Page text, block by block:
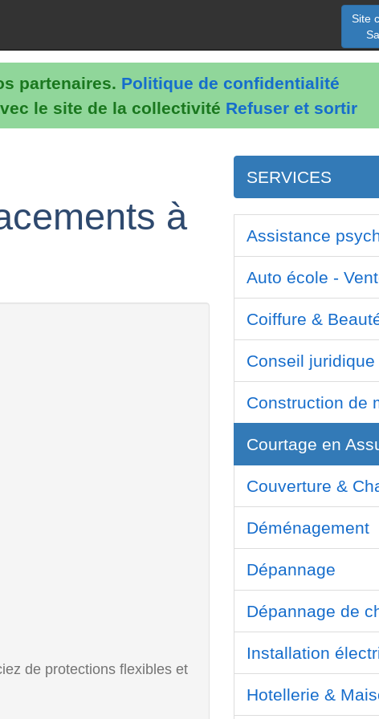
partenaires. Politique de confidentialité
le site de la collectivité Refuser et sortir
Site
à
de protections flexibles et
SERVICES
Assistance
Auto école -
Coiffure &
Conseil juridique
Construction de
Courtage en
Couverture &
Déménagement
Dépannage
Dépannage de
Installation
Hotellerie &